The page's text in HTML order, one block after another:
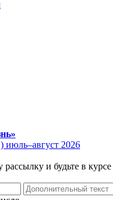
июль–август 2026
и будьте в курсе